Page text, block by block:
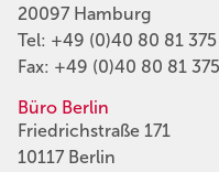
20097 Hamburg
Tel: +49 (0)40 80 81
Fax: +49 (0)40 80 81
Büro Berlin
Friedrichstraße 171
10117 Berlin